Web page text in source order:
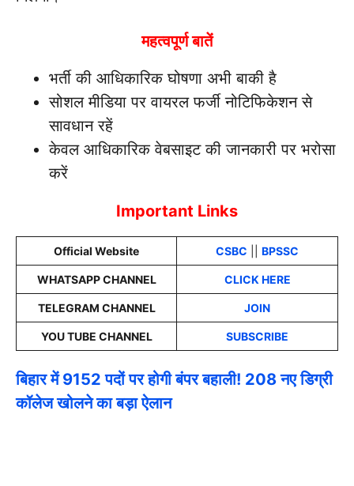
महत्वपूर्ण बातें
भर्ती की आधिकारिक घोषणा अभी बाकी है
सोशल मीडिया पर वायरल फर्जी नोटिफिकेशन से
सावधान रहें
केवल आधिकारिक वेबसाइट की जानकारी पर भरोसा
करें
Important Links
Official Website CSBC BPSSC
WHATSAPP CHANNEL CLICK HERE
TELEGRAM CHANNEL JOIN
YOU TUBE CHANNEL SUBSCRIBE
बिहार में 9152 पदों पर होगी बंपर बहाली! 208 नए डिग्री
कॉलेज खोलने का बड़ा ऐलान